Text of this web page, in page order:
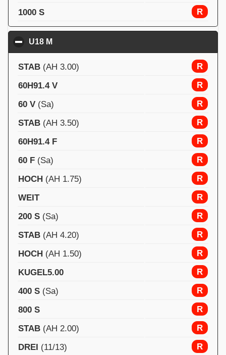
1000 S
R
U18 M
STAB (AH 3.00)
R
60H91.4 V
R
60 V (Sa)
R
STAB (AH 3.50)
R
60H91.4 F
R
60 F (Sa)
R
HOCH (AH 1.75)
R
WEIT
R
200 S (Sa)
R
STAB (AH 4.20)
R
HOCH (AH 1.50)
R
KUGEL5.00
R
400 S (Sa)
R
800 S
R
STAB (AH 2.00)
R
DREI (11/13)
R